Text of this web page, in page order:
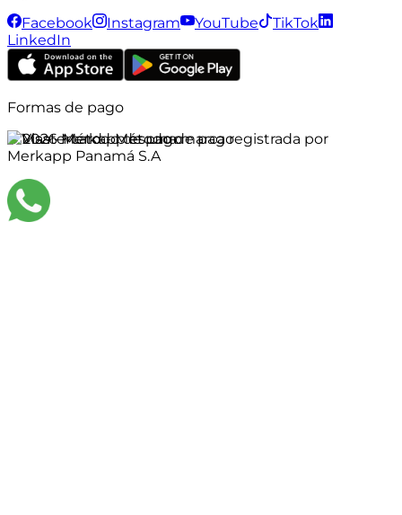
Facebook
Instagram YouTube
TikTok
LinkedIn
Formas de pago
©2026Merkapp es una marca registrada por
Merkapp Panamá S.A